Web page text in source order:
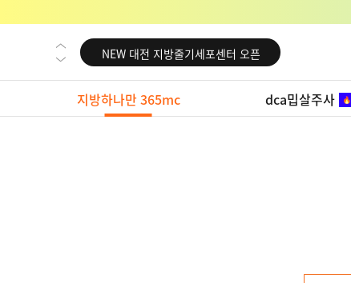
NEW 교대 지방줄기세포센터 오픈
NEW 대전 지방줄기세포센터 오픈
NEW 노원 지방줄기세포센터 오픈
NEW 미국 LA점 오픈
지방하나만 365mc dca밉살주사